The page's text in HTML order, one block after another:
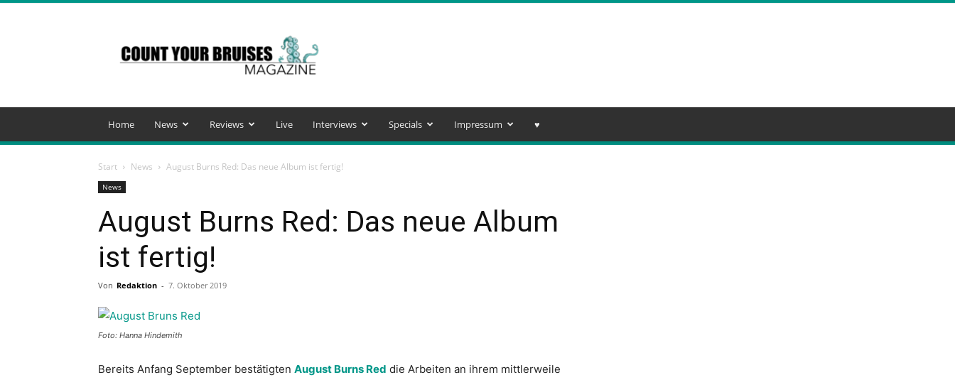
Your
Bruises
Magazine
Home News Reviews Live Interviews Specials Impressum ♥️
Start News August Burns Red: Das neue Album ist fertig!
News
August Burns Red: Das neue Album
ist fertig!
Von Redaktion - 7. Oktober 2019
Foto: Hanna Hindemith
Bereits Anfang September bestätigten August Burns Red die Arbeiten an ihrem mittlerweile